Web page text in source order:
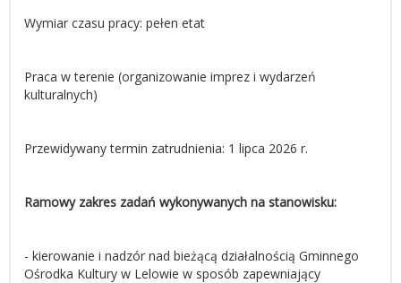
Wymiar czasu pracy: pełen etat
Praca w terenie (organizowanie imprez i wydarzeń
kulturalnych)
Przewidywany termin zatrudnienia: 1 lipca 2026 r.
Ramowy zakres zadań wykonywanych na stanowisku:
- kierowanie i nadzór nad bieżącą działalnością Gminnego
Ośrodka Kultury w Lelowie w sposób zapewniający